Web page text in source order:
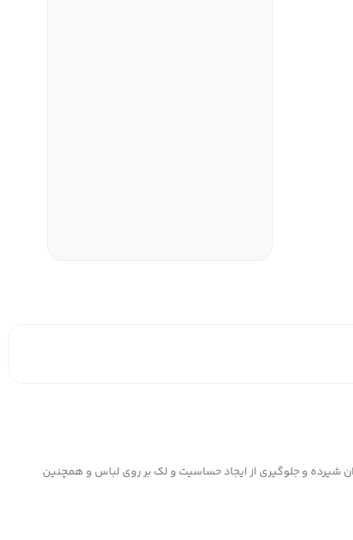
رطوبت و خشک ماندن سینه مادران شیرده و جلوگیری از ایجاد حساسیت و لک بر روی لباس و همچنین